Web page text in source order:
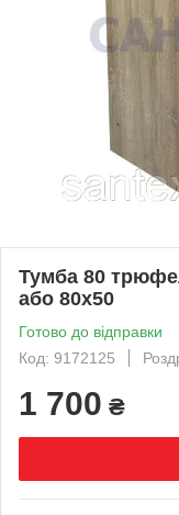
Тумба 80
або 80х50
Готово до відправки
Код: 9172125
1 700 ₴